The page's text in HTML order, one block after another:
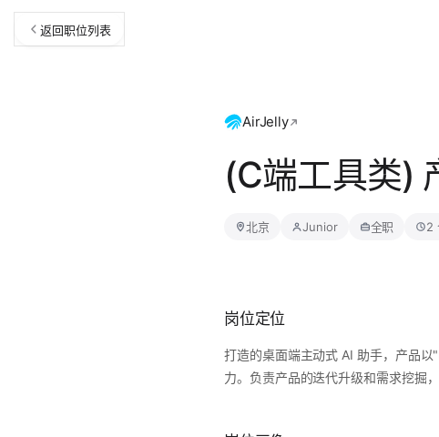
返回职位列表
AirJelly
(C端工具类)
北京 Junior 全职 2
岗位定位
打造的桌面端主动式 AI 助手，产品
力。负责产品的迭代升级和需求挖掘